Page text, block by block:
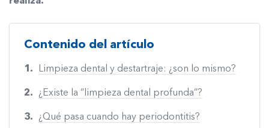
Contenido del artículo
Limpieza dental y destartraje: ¿son lo mismo?
¿Existe la “limpieza dental profunda”?
¿Qué pasa cuando hay periodontitis?